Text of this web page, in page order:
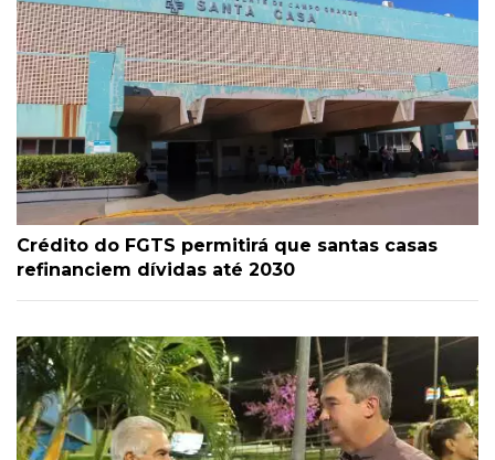
Crédito do FGTS permitirá que santas casas
refinanciem dívidas até 2030